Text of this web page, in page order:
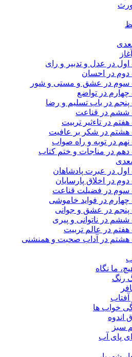
اول در عدل و تدبیر و رای
دوم در احسان
سوم در عشق و مستی و شور
چهارم در تواضع
پنجم در باب تسلیم و رضا
ششم در قناعت
هفتم در تاءثیر تربیت
هشتم در شکر بر عافیت
نهم در توبه و راه صواب
دهم در مناجات و ختم کتاب
اول در عبرت پادشاهان
دوم در اخلاق پارسایان
سوم در فضیلت قناعت
چهارم در فواید خاموشى
پنجم در عشق و جوانى
ششم در ناتوانى و پیرى
هفتم در عالم تربیت
هشتم در آداب صحبت و همنشنى
ما نگاه
رنگ
آفتاب
خواب ها
اندوه
سبز
پای آب